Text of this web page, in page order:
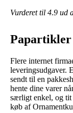
Vurderet til 4.9 ud
Flere internet
leveringsudgaver.
sendt til en
hente dine varer
særligt enkel, og tit
køb af